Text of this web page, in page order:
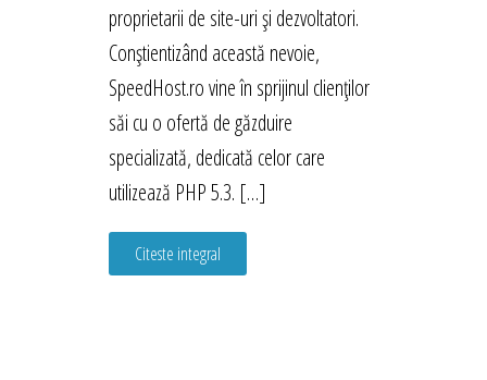
proprietarii de site-uri și dezvoltatori.
Conștientizând această nevoie,
SpeedHost.ro vine în sprijinul clienților
săi cu o ofertă de găzduire
specializată, dedicată celor care
utilizează PHP 5.3. […]
Citeste integral